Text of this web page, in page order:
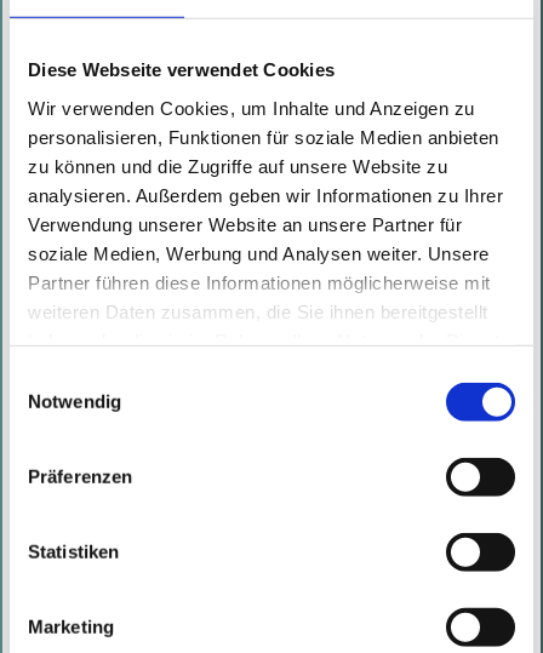
Diese Webseite verwendet Cookies
Wir verwenden Cookies, um Inhalte und Anzeigen zu
personalisieren, Funktionen für soziale Medien anbieten
zu können und die Zugriffe auf unsere Website zu
analysieren. Außerdem geben wir Informationen zu Ihrer
Verwendung unserer Website an unsere Partner für
soziale Medien, Werbung und Analysen weiter. Unsere
Partner führen diese Informationen möglicherweise mit
weiteren Daten zusammen, die Sie ihnen bereitgestellt
Einwilligung nicht nur von uns, sondern auch von
Drittanbietern Daten verarbeitet, die ihren Sitz teilweise in
Notwendig
Präferenzen
Statistiken
Marketing